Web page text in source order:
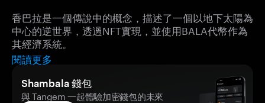
香巴拉是一個傳說中的概念，描述了一個以地下太陽為
中心的逆世界，透過NFT實現，並使用BALA代幣作為
其經濟系統。
閱讀更多
Shambala 錢包
與 Tangem 一起體驗加密錢包的未來